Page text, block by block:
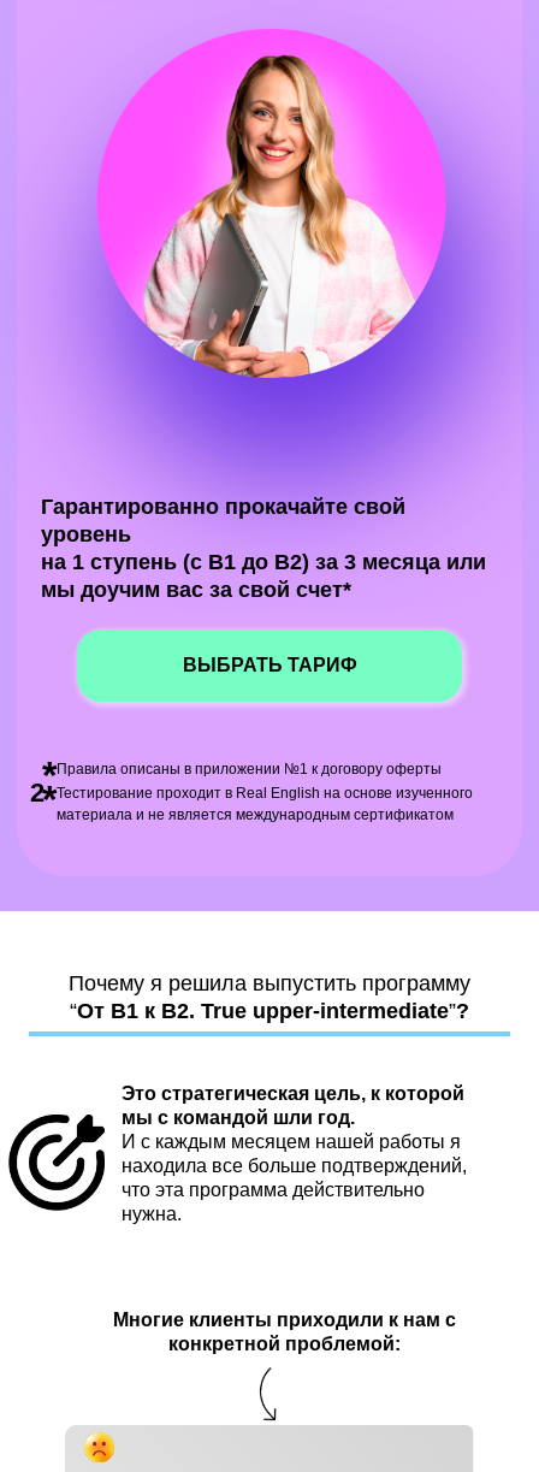
Гарантированно прокачайте свой
уровень
на 1 ступень (с B1 до B2) за 3 месяца или
мы доучим вас за свой счет*
ВЫБРАТЬ ТАРИФ
*Правила описаны в приложении №1 к договору оферты
*Тестирование проходит в Real English на основе изученного
материала и не является международным сертификатом
2
Почему я решила выпустить программу
“От B1 к B2. True upper-intermediate”?
Это стратегическая цель, к которой
мы с командой шли год.
И с каждым месяцем нашей работы я
находила все больше подтверждений,
что эта программа действительно
нужна.
Многие клиенты приходили к нам с
конкретной проблемой: